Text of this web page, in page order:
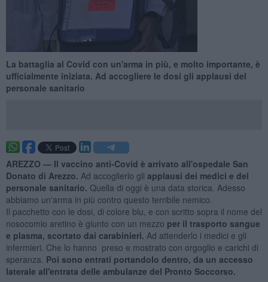
La battaglia al Covid con un'arma in più, e molto importante, è
ufficialmente iniziata. Ad accogliere le dosi gli applausi del
personale sanitario
AREZZO — Il vaccino anti-Covid è arrivato all'ospedale San
Donato di Arezzo. Ad accoglierlo gli applausi dei medici e del
personale sanitario. Quella di oggi è una data storica. Adesso
abbiamo un'arma in più contro questo terribile nemico.
Il pacchetto con le dosi, di colore blu, e con scritto sopra il nome del
nosocomio aretino è giunto con un mezzo per il trasporto sangue
e plasma, scortato dai carabinieri. Ad attenderlo i medici e gli
infermieri. Che lo hanno preso e mostrato con orgoglio e carichi di
speranza. Poi sono entrati portandolo dentro, da un accesso
laterale all'entrata delle ambulanze del Pronto Soccorso.